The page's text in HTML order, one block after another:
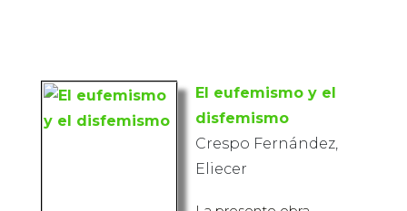
El eufemismo y el
disfemismo
Crespo Fernández,
Eliecer